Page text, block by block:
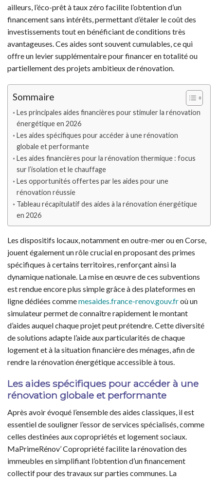
ailleurs, l’éco-prêt à taux zéro facilite l’obtention d’un
financement sans intérêts, permettant d’étaler le coût des
investissements tout en bénéficiant de conditions très
avantageuses. Ces aides sont souvent cumulables, ce qui
offre un levier supplémentaire pour financer en totalité ou
partiellement des projets ambitieux de rénovation.
Sommaire
Les principales aides financières pour stimuler la rénovation
énergétique en 2026
Les aides spécifiques pour accéder à une rénovation
globale et performante
Les aides financières pour la rénovation thermique : focus
sur l’isolation et le chauffage
Les opportunités offertes par les aides pour une
rénovation réussie
Tableau récapitulatif des aides à la rénovation énergétique
en 2026
Les dispositifs locaux, notamment en outre-mer ou en Corse,
jouent également un rôle crucial en proposant des primes
spécifiques à certains territoires, renforçant ainsi la
dynamique nationale. La mise en œuvre de ces subventions
est rendue encore plus simple grâce à des plateformes en
ligne dédiées commemesaides.france-renov.gouv.froù un
simulateur permet de connaître rapidement le montant
d’aides auquel chaque projet peut prétendre. Cette diversité
de solutions adapte l’aide aux particularités de chaque
logement et à la situation financière des ménages, afin de
rendre la rénovation énergétique accessible à tous.
Les aides spécifiques pour accéder à une
rénovation globale et performante
Après avoir évoqué l’ensemble des aides classiques, il est
essentiel de souligner l’essor de services spécialisés, comme
celles destinées aux copropriétés et logement sociaux.
MaPrimeRénov’ Copropriété facilite la rénovation des
immeubles en simplifiant l’obtention d’un financement
collectif pour des travaux sur parties communes. La